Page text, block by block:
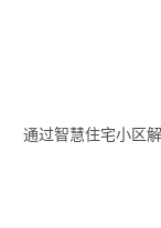
通过智慧住宅小区